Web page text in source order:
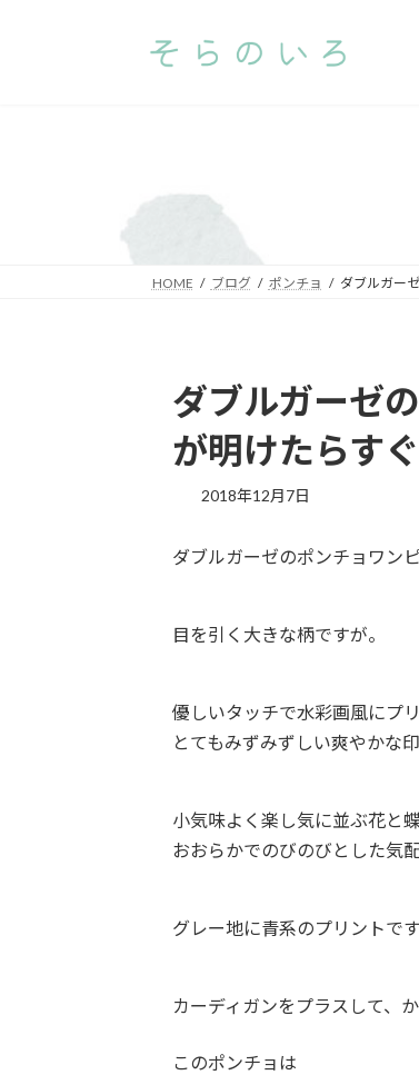
HOME ブログ ポンチョ ダブルガー
ダブルガーゼ
が明けたらす
2018年12月7日
ダブルガーゼのポンチョワンピ
目を引く大きな柄ですが。
優しいタッチで水彩画風にプ
とてもみずみずしい爽やかな印
小気味よく楽し気に並ぶ花と蝶
おおらかでのびのびとした気配
グレー地に青系のプリントで
カーディガンをプラスして、
このポンチョは